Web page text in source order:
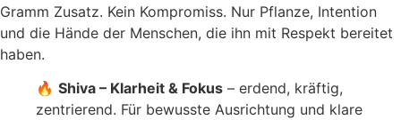
Gramm Zusatz. Kein Kompromiss. Nur Pflanze, Intention
und die Hände der Menschen, die ihn mit Respekt bereitet
haben.
🔥 Shiva – Klarheit & Fokus – erdend, kräftig,
zentrierend. Für bewusste Ausrichtung und klare